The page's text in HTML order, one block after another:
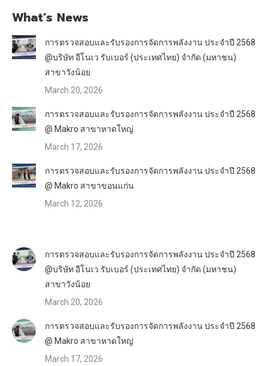
What’s News
การตรวจสอบและรับรองการจัดการพลังงาน ประจำปี 2568
@บริษัท อีโนเว รับเบอร์ (ประเทศไทย) จำกัด (มหาชน)
สาขาวังน้อย
March 20, 2026
การตรวจสอบและรับรองการจัดการพลังงาน ประจำปี 2568
@ Makro สาขาหาดใหญ่
March 17, 2026
การตรวจสอบและรับรองการจัดการพลังงาน ประจำปี 2568
@ Makro สาขาขอนแก่น
March 12, 2026
การตรวจสอบและรับรองการจัดการพลังงาน ประจำปี 2568
@บริษัท อีโนเว รับเบอร์ (ประเทศไทย) จำกัด (มหาชน)
สาขาวังน้อย
March 20, 2026
การตรวจสอบและรับรองการจัดการพลังงาน ประจำปี 2568
@ Makro สาขาหาดใหญ่
March 17, 2026